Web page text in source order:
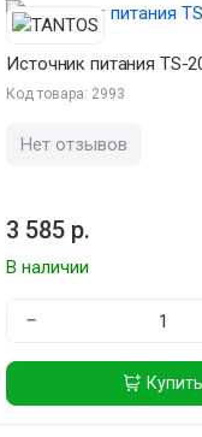
Источник питания TS-
Код товара: 2993
Нет отзывов
3 585 р.
В наличии
−
Купить